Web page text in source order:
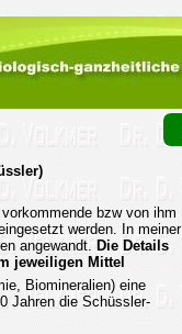
bzw von ihm
werden. In meiner
angewandt. Die Details
jeweiligen Mittel
Biomineralien) eine
Jahren die Schüssler-